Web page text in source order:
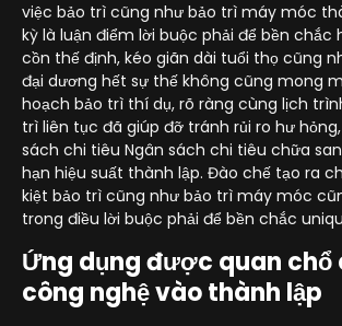
việc bảo trì cũng như bảo trì máy móc
kỳ là luận điểm lời buộc phải để bền chắc
cồn thế định, kéo giãn dài tuổi thọ cũng
đại dương hết sự thế không cũng mong
hoạch bảo trì thí dụ, rõ ràng cùng lịch
trì liên tục đã giúp đỡ tránh rủi ro hư
sách chi tiêu Ngân sách chi tiêu chữa
hạn hiệu suất thành lập. Đào chế tạo ra
kiệt bảo trì cũng như bảo trì máy móc
trong điều lời buộc phải để bền chắc
Ứng dụng được quan chổ
công nghệ vào thành lập